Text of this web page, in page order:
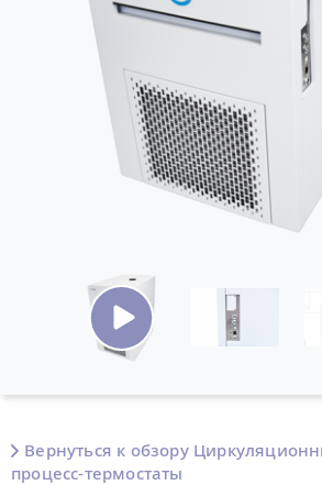
Вернуться к обзору
процесс-термостаты